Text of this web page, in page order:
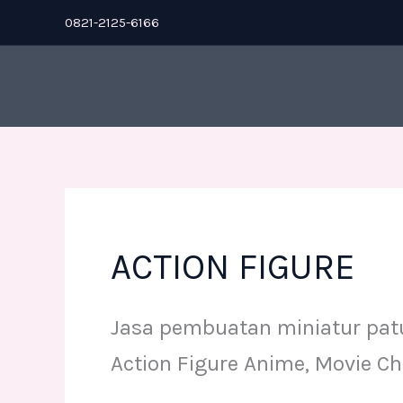
to
0821-2125-6166
ACTION FIGURE
Jasa pembuatan miniatur
Action Figure Anime, Movie